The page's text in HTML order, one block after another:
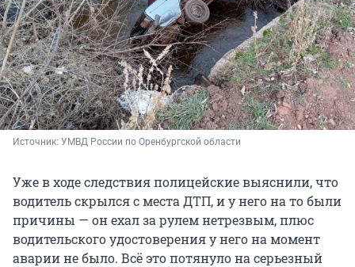
Источник: УМВД России по Оренбургской области
Уже в ходе следствия полицейские выяснили, что
водитель скрылся с места ДТП, и у него на то были
причины — он ехал за рулем нетрезвым, плюс
водительского удостоверения у него на момент
аварии не было. Всё это потянуло на серьезный